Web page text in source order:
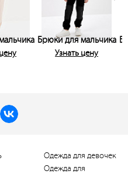
Брюки для мальчика
Узнать цену
Одежда для девочек
Одежда для